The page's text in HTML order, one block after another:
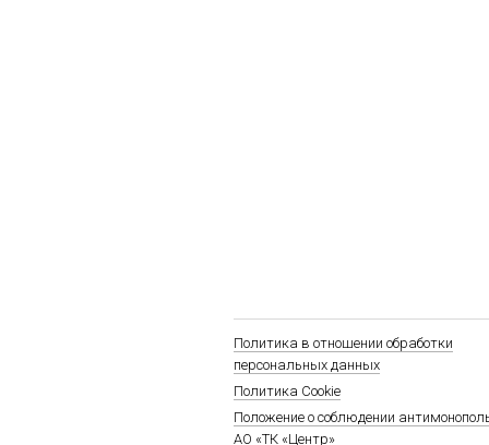
Политика в отношении обработки
персональных данных
Политика Cookie
Положение о соблюдении
АО «ТК «Центр»